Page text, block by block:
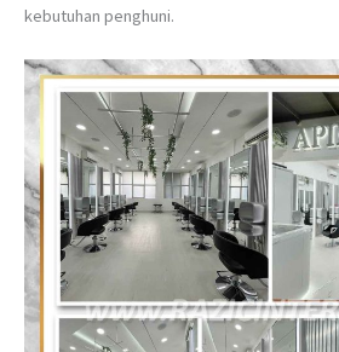
kebutuhan penghuni.